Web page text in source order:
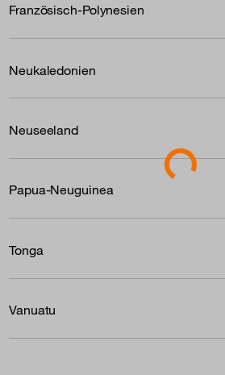
Französisch-Polynesien
Neukaledonien
Neuseeland
Papua-Neuguinea
Tonga
Vanuatu
Loading...